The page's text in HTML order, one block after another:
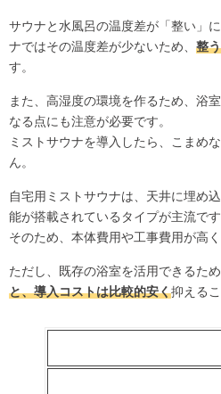
サウナと水風呂の温度差が「整い」
ナではその温度差が少ないため、 整
す。
また、高湿度の環境を作るため、浴
なる点にも注意が必要です。
ミストサウナを導入したら、こまめ
ん。
自宅用ミストサウナは、天井に埋め
能が搭載されているタイプが主流です
そのため、本体費用や工事費用が高
ただし、既存の浴室を活用できるため
と、導入コストは比較的安く抑える